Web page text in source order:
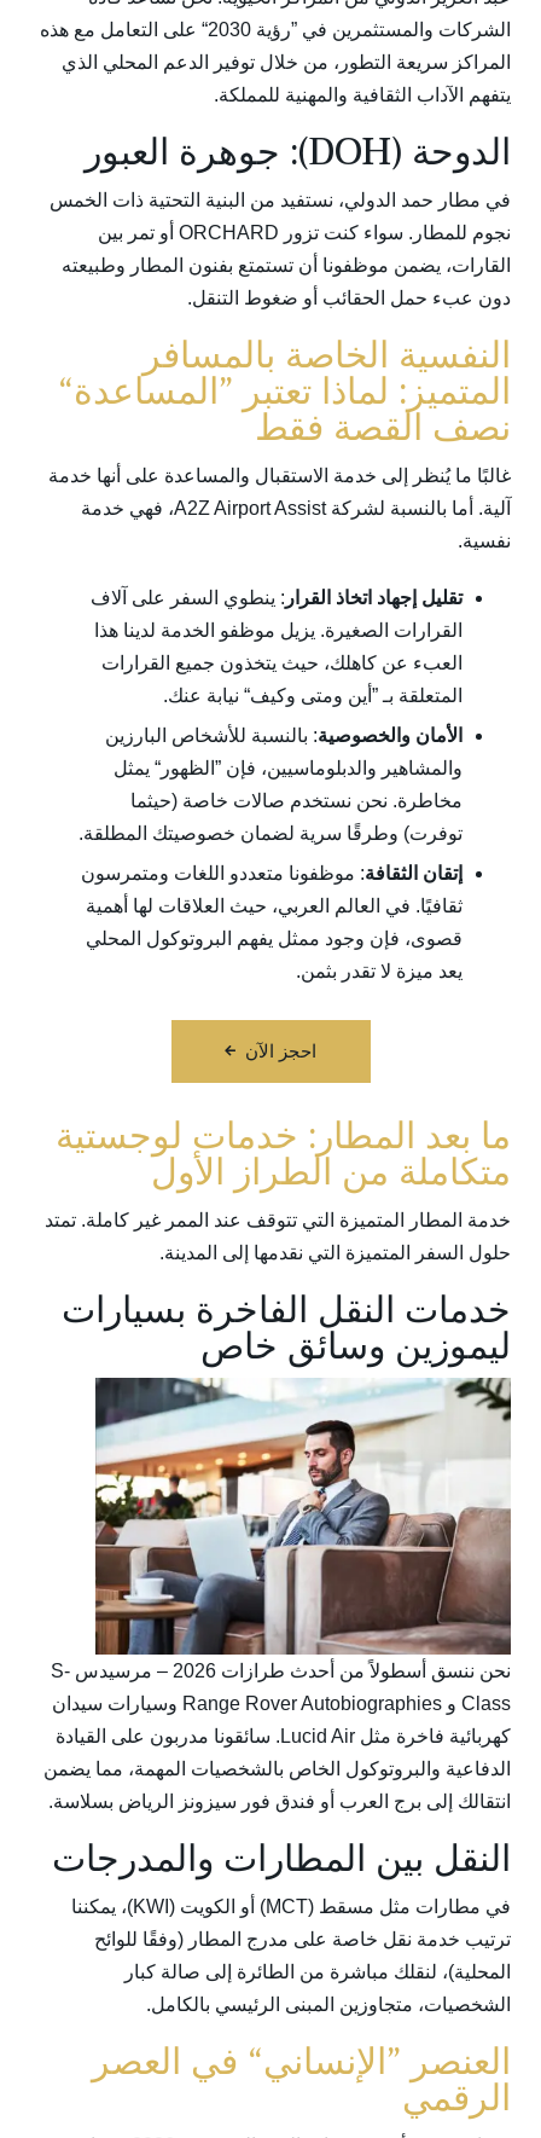
الشركات والمستثمرين في ”رؤية 2030“ على التعامل مع هذه
المراكز سريعة التطور، من خلال توفير الدعم المحلي الذي
يتفهم الآداب الثقافية والمهنية للمملكة.
الدوحة (DOH): جوهرة العبور
في مطار حمد الدولي، نستفيد من البنية التحتية ذات الخمس
نجوم للمطار. سواء كنت تزور ORCHARD أو تمر بين
القارات، يضمن موظفونا أن تستمتع بفنون المطار وطبيعته
دون عبء حمل الحقائب أو ضغوط التنقل.
النفسية الخاصة بالمسافر
المتميز: لماذا تعتبر ”المساعدة“
نصف القصة فقط
غالبًا ما يُنظر إلى خدمة الاستقبال والمساعدة على أنها خدمة
آلية. أما بالنسبة لشركة A2Z Airport Assist، فهي خدمة
نفسية.
تقليل إجهاد اتخاذ القرار : ينطوي السفر على آلاف
القرارات الصغيرة. يزيل موظفو الخدمة لدينا هذا
العبء عن كاهلك، حيث يتخذون جميع القرارات
المتعلقة بـ ”أين ومتى وكيف“ نيابة عنك.
الأمان والخصوصية: بالنسبة للأشخاص البارزين
والمشاهير والدبلوماسيين، فإن ”الظهور“ يمثل
مخاطرة. نحن نستخدم صالات خاصة (حيثما
توفرت) وطرقًا سرية لضمان خصوصيتك المطلقة.
إتقان الثقافة: موظفونا متعددو اللغات ومتمرسون
ثقافيًا. في العالم العربي، حيث العلاقات لها أهمية
قصوى، فإن وجود ممثل يفهم البروتوكول المحلي
يعد ميزة لا تقدر بثمن.
احجز الآن
ما بعد المطار: خدمات لوجستية
متكاملة من الطراز الأول
خدمة المطار المتميزة التي تتوقف عند الممر غير كاملة. تمتد
حلول السفر المتميزة التي نقدمها إلى المدينة.
خدمات النقل الفاخرة بسيارات
ليموزين وسائق خاص
نحن ننسق أسطولاً من أحدث طرازات 2026 – مرسيدس S-
Class و Range Rover Autobiographies وسيارات سيدان
كهربائية فاخرة مثل Lucid Air. سائقونا مدربون على القيادة
الدفاعية والبروتوكول الخاص بالشخصيات المهمة، مما يضمن
انتقالك إلى برج العرب أو فندق فور سيزونز الرياض بسلاسة.
النقل بين المطارات والمدرجات
في مطارات مثل مسقط (MCT) أو الكويت (KWI)، يمكننا
ترتيب خدمة نقل خاصة على مدرج المطار (وفقًا للوائح
المحلية)، لنقلك مباشرة من الطائرة إلى صالة كبار
الشخصيات، متجاوزين المبنى الرئيسي بالكامل.
العنصر ”الإنساني“ في العصر
الرقمي